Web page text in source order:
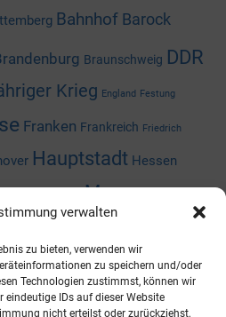
verwalten
zu bieten, verwenden wir
zu speichern und/oder
Technologien zustimmst, können wir
eindeutige IDs auf dieser Website
nicht erteilst oder zurückziehst,
Bahnhof Barock
Braunschweig DDR
Krieg England Festung
Franken Frankreich Friedrich
Hauptstadt Hessen
Museum
Niedersachsen
Rhein Rheinland-Pfalz Russland
Shoppingcenter Thüringen